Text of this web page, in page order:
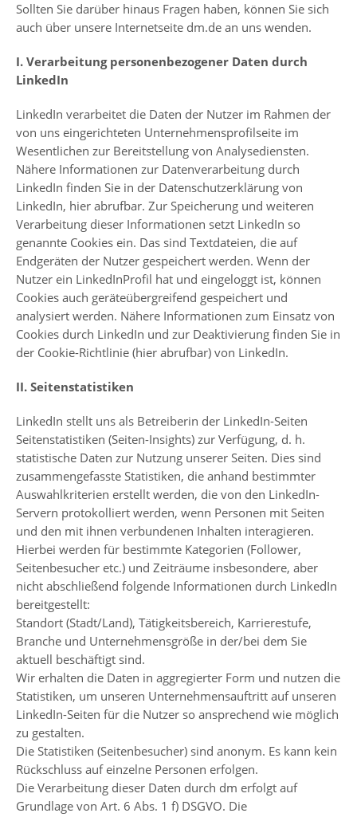
Sollten Sie darüber hinaus Fragen haben, können Sie sich
auch über unsere Internetseite dm.de an uns wenden.
I. Verarbeitung personenbezogener Daten durch
LinkedIn
LinkedIn verarbeitet die Daten der Nutzer im Rahmen der
von uns eingerichteten Unternehmensprofilseite im
Wesentlichen zur Bereitstellung von Analysediensten.
Nähere Informationen zur Datenverarbeitung durch
LinkedIn finden Sie in der Datenschutzerklärung von
LinkedIn, hier abrufbar. Zur Speicherung und weiteren
Verarbeitung dieser Informationen setzt LinkedIn so
genannte Cookies ein. Das sind Textdateien, die auf
Endgeräten der Nutzer gespeichert werden. Wenn der
Nutzer ein LinkedInProfil hat und eingeloggt ist, können
Cookies auch geräteübergreifend gespeichert und
analysiert werden. Nähere Informationen zum Einsatz von
Cookies durch LinkedIn und zur Deaktivierung finden Sie in
der Cookie-Richtlinie (hier abrufbar) von LinkedIn.
II. Seitenstatistiken
LinkedIn stellt uns als Betreiberin der LinkedIn-Seiten
Seitenstatistiken (Seiten-Insights) zur Verfügung, d. h.
statistische Daten zur Nutzung unserer Seiten. Dies sind
zusammengefasste Statistiken, die anhand bestimmter
Auswahlkriterien erstellt werden, die von den LinkedIn-
Servern protokolliert werden, wenn Personen mit Seiten
und den mit ihnen verbundenen Inhalten interagieren.
Hierbei werden für bestimmte Kategorien (Follower,
Seitenbesucher etc.) und Zeiträume insbesondere, aber
nicht abschließend folgende Informationen durch LinkedIn
bereitgestellt:
Standort (Stadt/Land), Tätigkeitsbereich, Karrierestufe,
Branche und Unternehmensgröße in der/bei dem Sie
aktuell beschäftigt sind.
Wir erhalten die Daten in aggregierter Form und nutzen die
Statistiken, um unseren Unternehmensauftritt auf unseren
LinkedIn-Seiten für die Nutzer so ansprechend wie möglich
zu gestalten.
Die Statistiken (Seitenbesucher) sind anonym. Es kann kein
Rückschluss auf einzelne Personen erfolgen.
Die Verarbeitung dieser Daten durch dm erfolgt auf
Grundlage von Art. 6 Abs. 1 f) DSGVO. Die